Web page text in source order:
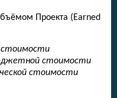
Проекта (Earned
стоимости
стоимости